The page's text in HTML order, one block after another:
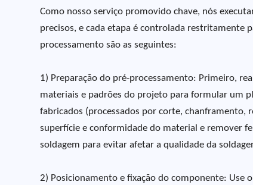
Como nosso serviço promovido chave, nós
precisos, e cada etapa é controlada restritamente
processamento são as seguintes:
1) Preparação do pré-processamento: Primeiro,
materiais e padrões do projeto para formular um
fabricados (processados por corte, chanframento,
superfície e conformidade do material e remover
soldagem para evitar afetar a qualidade da
2) Posicionamento e fixação do componente: Use